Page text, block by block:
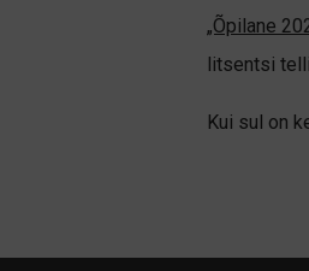
„Õpilane
litsentsi
Kui sul on